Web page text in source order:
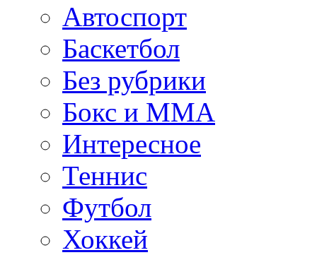
Автоспорт
Баскетбол
Без рубрики
Бокс и ММА
Интересное
Теннис
Футбол
Хоккей